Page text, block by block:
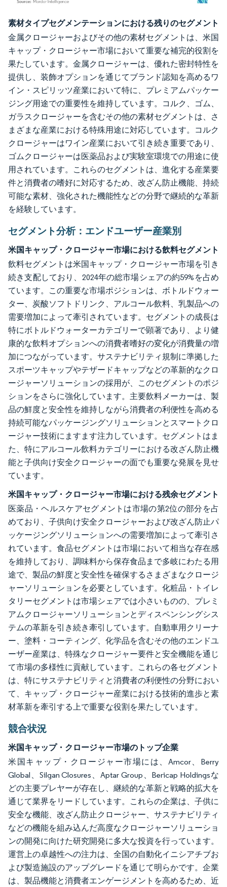
画像 © Mordor Intelligence。再利用にはCC BY 4.0の表示が必要です。
素材タイプセグメンテーションにおける残りのセグメント
金属クロージャーおよびその他の素材セグメントは、米国
キャップ・クロージャー市場において重要な補完的役割を
果たしています。金属クロージャーは、優れた密封特性を
提供し、装飾オプションを通じてブランド認知を高めるワ
イン・スピリッツ産業において特に、プレミアムパッケー
ジング用途での重要性を維持しています。コルク、ゴム、
ガラスクロージャーを含むその他の素材セグメントは、さ
まざまな産業における特殊用途に対応しています。コルク
クロージャーはワイン産業において引き続き重要であり、
ゴムクロージャーは医薬品および実験室環境での用途に使
用されています。これらのセグメントは、進化する産業要
件と消費者の嗜好に対応するため、改ざん防止機能、持続
可能な素材、強化された機能性などの分野で継続的な革新
を経験しています。
セグメント分析：エンドユーザー産業別
米国キャップ・クロージャー市場における飲料セグメント
飲料セグメントは米国キャップ・クロージャー市場を引き
続き支配しており、2024年の総市場シェアの約59%を占め
ています。この重要な市場ポジションは、ボトルドウォー
ター、炭酸ソフトドリンク、アルコール飲料、乳製品への
需要増加によって牽引されています。セグメントの成長は
特にボトルドウォーターカテゴリーで顕著であり、より健
康的な飲料オプションへの消費者嗜好の変化が消費量の増
加につながっています。サステナビリティ規制に準拠した
スポーツキャップやテザードキャップなどの革新的なクロ
ージャーソリューションの採用が、このセグメントのポジ
ションをさらに強化しています。主要飲料メーカーは、製
品の鮮度と安全性を維持しながら消費者の利便性を高める
持続可能なパッケージングソリューションとスマートクロ
ージャー技術にますます注力しています。セグメントはま
た、特にアルコール飲料カテゴリーにおける改ざん防止機
能と子供向け安全クロージャーの面でも重要な発展を見せ
ています。
米国キャップ・クロージャー市場における残余セグメント
医薬品・ヘルスケアセグメントは市場の第2位の部分を占
めており、子供向け安全クロージャーおよび改ざん防止パ
ッケージングソリューションへの需要増加によって牽引さ
れています。食品セグメントは市場において相当な存在感
を維持しており、調味料から保存食品まで多岐にわたる用
途で、製品の鮮度と安全性を確保するさまざまなクロージ
ャーソリューションを必要としています。化粧品・トイレ
タリーセグメントは市場シェアでは小さいものの、プレミ
アムクロージャーソリューションとディスペンシングシス
テムの革新を引き続き牽引しています。自動車用クリーナ
ー、塗料・コーティング、化学品を含むその他のエンドユ
ーザー産業は、特殊なクロージャー要件と安全機能を通じ
て市場の多様性に貢献しています。これらの各セグメント
は、特にサステナビリティと消費者の利便性の分野におい
て、キャップ・クロージャー産業における技術的進歩と素
材革新を牽引する上で重要な役割を果たしています。
競合状況
米国キャップ・クロージャー市場のトップ企業
米国キャップ・クロージャー市場には、Amcor、Berry
Global、Silgan Closures、Aptar Group、Bericap Holdingsな
どの主要プレヤーが存在し、継続的な革新と戦略的拡大を
通じて業界をリードしています。これらの企業は、子供に
安全な機能、改ざん防止クロージャー、サステナビリティ
などの機能を組み込んだ高度なクロージャーソリューショ
ンの開発に向けた研究開発に多大な投資を行っています。
運営上の卓越性への注力は、全国の自動化イニシアチブお
よび製造施設のアップグレードを通じて明らかです。企業
は、製品機能と消費者エンゲージメントを高めるため、近